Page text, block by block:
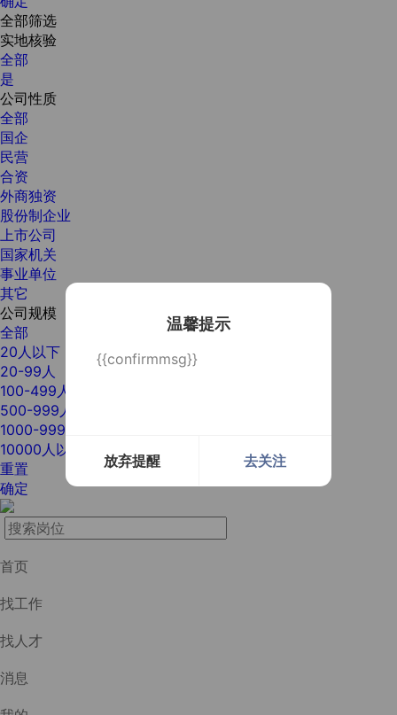
温馨提示
{{confirmmsg}}
放弃提醒 去关注
全部筛选
实地核验
全部
是
公司性质
全部
国企
民营
合资
外商独资
股份制企业
上市公司
国家机关
事业单位
其它
公司规模
全部
20人以下
20-99人
100-499人
500-999人
1000-9999人
10000人以上
重置
确定
首页
找工作
找人才
消息